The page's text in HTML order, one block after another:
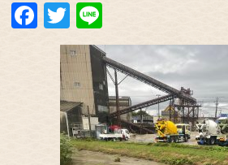
Facebook
Twitter